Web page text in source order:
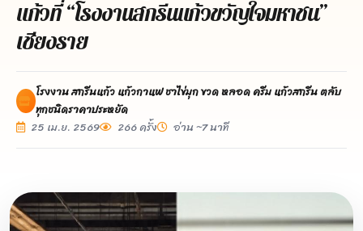
แก้วที่ “โรงงานสกรีนแก้วขวัญใจมหาชน”
เชียงราย
โรงงาน สกรีนแก้ว แก้วกาแฟ ชาไข่มุก ขวด หลอด ครีม แก้วสกรีน ตลับ
ทุกชนิดราคาประหยัด
25 เม.ย. 2569
266 ครั้ง อ่าน ~7 นาที